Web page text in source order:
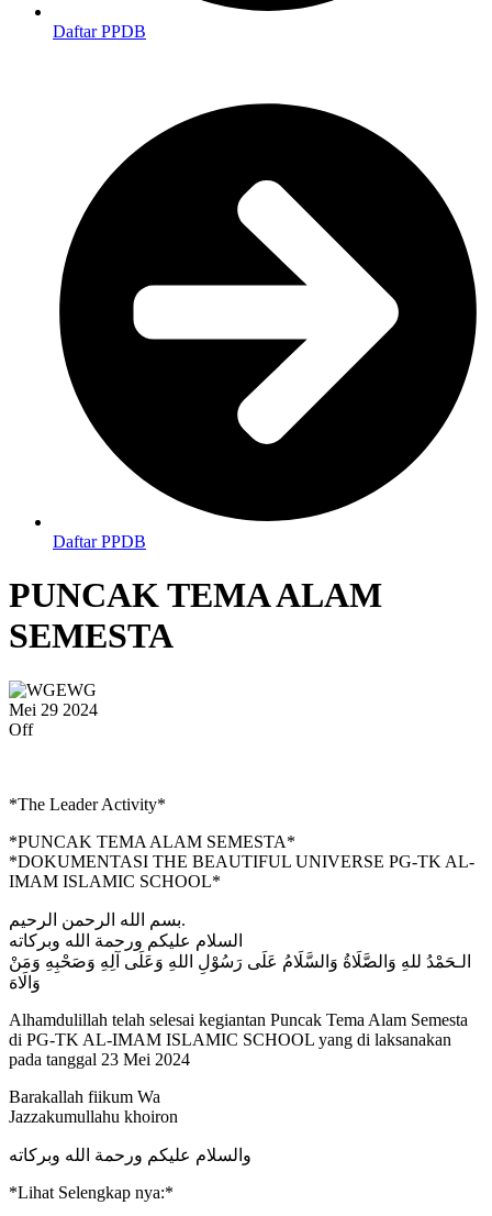
Daftar PPDB
Daftar PPDB
PUNCAK TEMA ALAM
SEMESTA
Mei 29 2024
Off
*The Leader Activity*
*PUNCAK TEMA ALAM SEMESTA*
*DOKUMENTASI THE BEAUTIFUL UNIVERSE PG-TK AL-
IMAM ISLAMIC SCHOOL*
بسم الله الرحمن الرحيم.
السلام عليكم ورحمة الله وبركاته
الـحَمْدُ للهِ وَالصَّلَاةُ وَالسَّلَامُ عَلَى رَسُوْلِ اللهِ وَعَلَى آلِهِ وَصَحْبِهِ وَمَنْ
وَالَاهَ
Alhamdulillah telah selesai kegiantan Puncak Tema Alam Semesta
di PG-TK AL-IMAM ISLAMIC SCHOOL yang di laksanakan
pada tanggal 23 Mei 2024
Barakallah fiikum Wa
Jazzakumullahu khoiron
والسلام عليكم ورحمة الله وبركاته
*Lihat Selengkap nya:*